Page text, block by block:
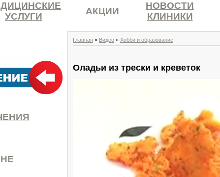
УСЛУГИ
АКЦИИ
НОВОСТИ
КЛИНИКИ
Главная » Видео » Хобби и образование
Оладьи из трески и креветок